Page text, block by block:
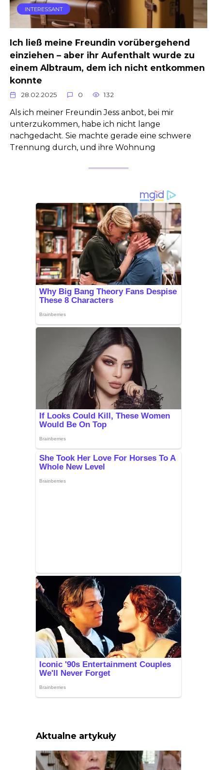
INTERESSANT
Ich ließ meine Freundin vorübergehend
einziehen – aber ihr Aufenthalt wurde zu
einem Albtraum, dem ich nicht entkommen
konnte
28.02.2025 0 132
Als ich meiner Freundin Jess anbot, bei mir
unterzukommen, habe ich nicht lange
nachgedacht. Sie machte gerade eine schwere
Trennung durch, und ihre Wohnung
Aktualne artykuły